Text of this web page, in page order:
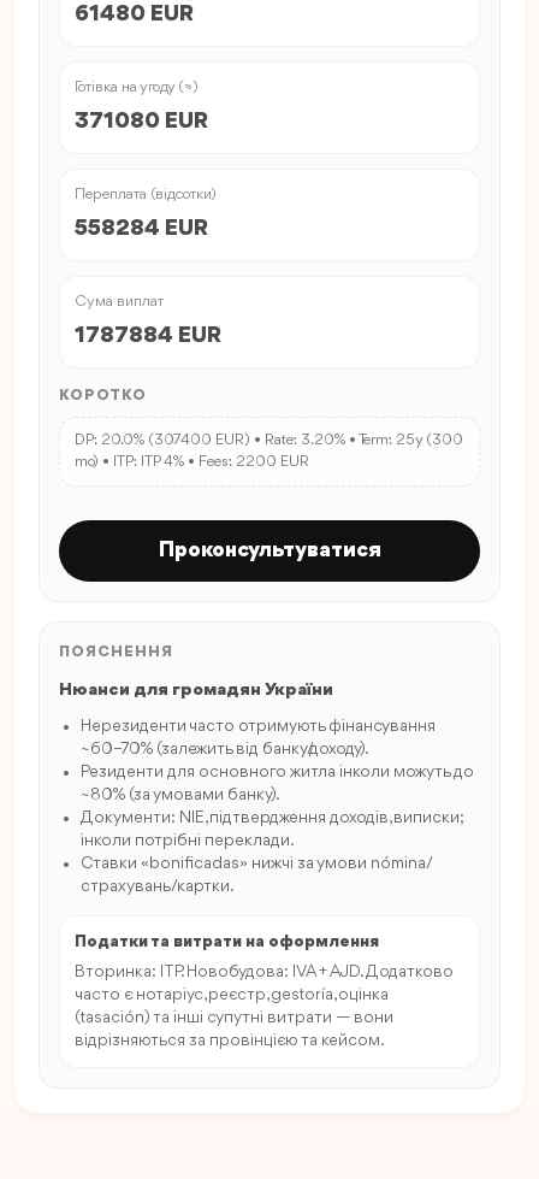
61480 EUR
Готівка на угоду (≈)
371080 EUR
Переплата (відсотки)
558284 EUR
Сума виплат
1787884 EUR
КОРОТКО
DP: 20.0% (307400 EUR) • Rate: 3.20% • Term: 25y (300
mo) • ITP: ITP 4% • Fees: 2200 EUR
Проконсультуватися
ПОЯСНЕННЯ
Нюанси для громадян України
Нерезиденти часто отримують фінансування
~60–70% (залежить від банку/доходу).
Резиденти для основного житла інколи можуть до
~80% (за умовами банку).
Документи: NIE, підтвердження доходів, виписки;
інколи потрібні переклади.
Ставки «bonificadas» нижчі за умови nómina/
страхувань/картки.
Податки та витрати на оформлення
Вторинка: ITP. Новобудова: IVA + AJD. Додатково
часто є нотаріус, реєстр, gestoría, оцінка
(tasación) та інші супутні витрати — вони
відрізняються за провінцією та кейсом.